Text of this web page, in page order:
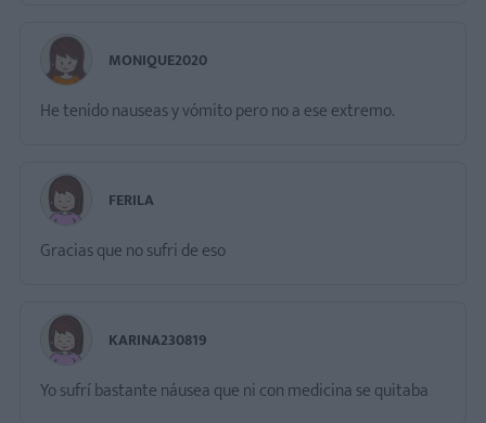
MONIQUE2020
He tenido nauseas y vómito pero no a ese extremo.
FERILA
Gracias que no sufri de eso
KARINA230819
Yo sufrí bastante náusea que ni con medicina se quitaba